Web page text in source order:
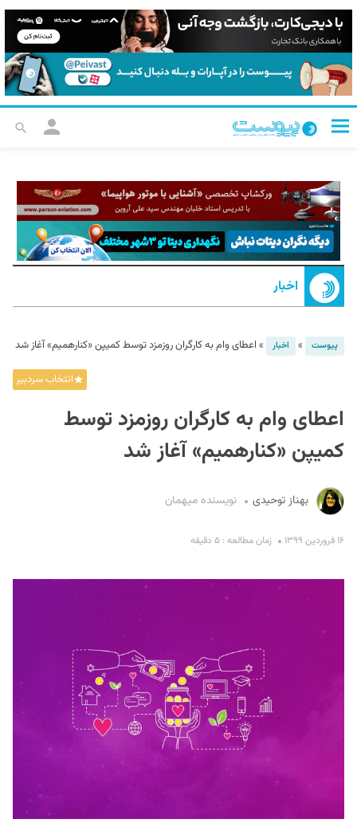
اخبار
پیوست » اخبار » اعطای وام به کارگران روزمزد توسط کمیپن «کنارهمیم» آغاز شد
انتخاب سردبیر
اعطای وام به کارگران روزمزد توسط
کمیپن «کنارهمیم» آغاز شد
بهناز توحیدی نویسنده میهمان
۱۶ فروردین ۱۳۹۹ زمان مطالعه : ۵ دقیقه